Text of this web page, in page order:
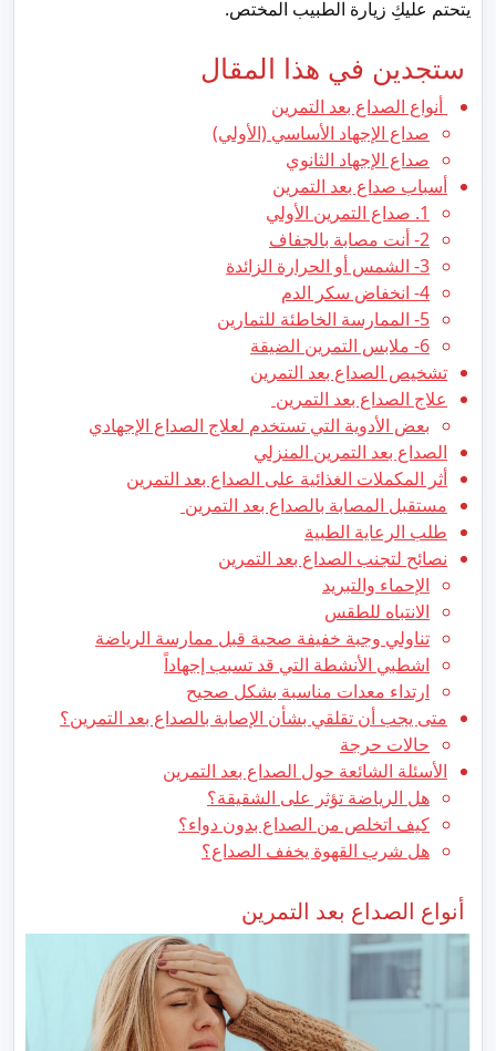
يتحتم عليكِ زيارة الطبيب المختص.
ستجدين في هذا المقال
أنواع الصداع بعد التمرين
صداع الإجهاد الأساسي (الأولي)
صداع الإجهاد الثانوي
أسباب صداع بعد التمرين
1. صداع التمرين الأولي
2- أنت مصابة بالجفاف
3- الشمس أو الحرارة الزائدة
4- انخفاض سكر الدم
5- الممارسة الخاطئة للتمارين
6- ملابس التمرين الضيقة
تشخيص الصداع بعد التمرين
علاج الصداع بعد التمرين
بعض الأدوية التي تستخدم لعلاج الصداع الإجهادي
الصداع بعد التمرين المنزلي
أثر المكملات الغذائية على الصداع بعد التمرين
مستقبل المصابة بالصداع بعد التمرين
طلب الرعاية الطبية
نصائح لتجنب الصداع بعد التمرين
الإحماء والتبريد
الانتباه للطقس
تناولي وجبة خفيفة صحية قبل ممارسة الرياضة
اشطبي الأنشطة التي قد تسبب إجهاداً
ارتداء معدات مناسبة بشكل صحيح
متى يجب أن تقلقي بشأن الإصابة بالصداع بعد التمرين؟
حالات حرجة
الأسئلة الشائعة حول الصداع بعد التمرين
هل الرياضة تؤثر على الشقيقة؟
كيف اتخلص من الصداع بدون دواء؟
هل شرب القهوة يخفف الصداع؟
أنواع الصداع بعد التمرين